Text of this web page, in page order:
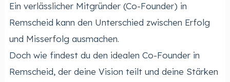
Ein verlässlicher Mitgründer (Co-Founder) in
Remscheid kann den Unterschied zwischen Erfolg
und Misserfolg ausmachen.
Doch wie findest du den idealen Co-Founder in
Remscheid, der deine Vision teilt und deine Stärken